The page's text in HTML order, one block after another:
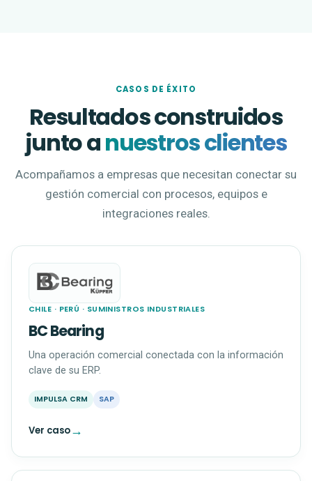
CASOS DE ÉXITO
Resultados construidos
junto anuestros clientes
Acompañamos a empresas que necesitan conectar su
gestión comercial con procesos, equipos e
integraciones reales.
CHILE · PERÚ · SUMINISTROS INDUSTRIALES
BC Bearing
Una operación comercial conectada con la información
clave de su ERP.
IMPULSA CRM SAP
Ver caso→